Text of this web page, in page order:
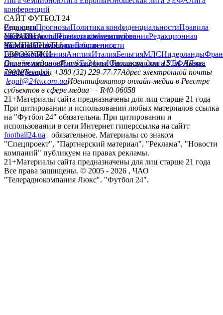
конференций
САЙТ ФУТБОЛ 24
РедакцияПрогнозыПолитика конфиденциальностиПравила
сайтуКонтактыПравила комментированияРедакционная
политикаСтруктура собственности
Соц. сети
facebookxyoutubeinstagramtelegramviber
УКРАИНА
УкраинаПервая лигаВторая лига
ЧЕМПИОНАТЫ
ГерманияИспанияАнглияИталияБельгияМЛСНидерланды
ЕВРОКУБКИ
Лига чемпионовЛига ЕвропыЮношеская лига УЕФАЛига
конференций
Онлайн-медиа «Футбол 24»пл. Галицкая, дом. 15, м. Львов,
79008Телефон +380 (32) 229-77-77Адрес электронной почты
legal@24tv.com.uaИдентификатор онлайн-медиа в Реестре
субъектов в сфере медиа — R40-06058
21+Материалы сайта предназначены для лиц старше 21 года
При цитировании и использовании любых материалов ссылка
на "Футбол 24" обязательна. При цитировании и
использовании в сети Интернет гиперссылка на сайтт
football24.ua
обязательное. Материалы со знаком
"Спецпроект", "Партнерский материал", "Реклама", "Новости
компаний" публикуем на правах рекламы.
21+Материалы сайта предназначены для лиц старше 21 года
Все права защищены. © 2005 - 2026 , ЧАО
"Телерадиокомпания Люкс". "Футбол 24".